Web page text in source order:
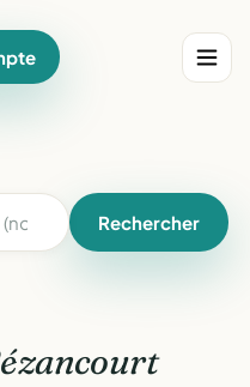
Rechercher